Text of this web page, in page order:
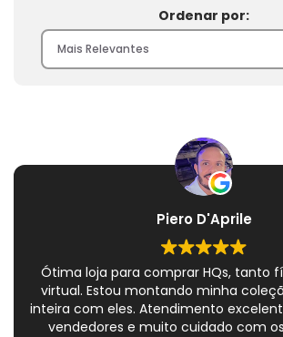
Ordenar por:
Piero D'Aprile
Ótima loja para comprar HQs, tanto
virtual. Estou montando minha
inteira com eles. Atendimento
vendedores e muito cuidado com